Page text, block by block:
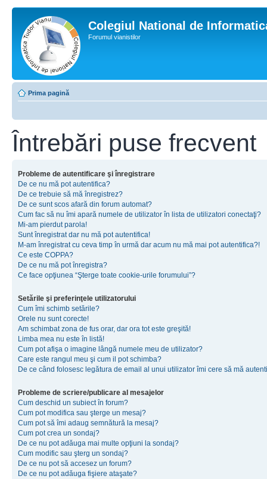
Colegiul National de
Forumul vianistilor
Prima pagină
Întrebări puse frecvent
Probleme de autentificare şi înregistrare
De ce nu mă pot autentifica?
De ce trebuie să mă înregistrez?
De ce sunt scos afară din forum automat?
Cum fac să nu îmi apară numele de utilizator în lista de utilizatori conectaţi?
Mi-am pierdut parola!
Sunt înregistrat dar nu mă pot autentifica!
M-am înregistrat cu ceva timp în urmă dar acum nu mă mai pot autentifica?!
Ce este COPPA?
De ce nu mă pot înregistra?
Ce face opţiunea “Şterge toate cookie-urile forumului”?
Setările şi preferinţele utilizatorului
Cum îmi schimb setările?
Orele nu sunt corecte!
Am schimbat zona de fus orar, dar ora tot este greşită!
Limba mea nu este în listă!
Cum pot afişa o imagine lângă numele meu de utilizator?
Care este rangul meu şi cum il pot schimba?
De ce când folosesc legătura de email al unui utilizator îmi cere să mă
Probleme de scriere/publicare al mesajelor
Cum deschid un subiect în forum?
Cum pot modifica sau şterge un mesaj?
Cum pot să îmi adaug semnătură la mesaj?
Cum pot crea un sondaj?
De ce nu pot adăuga mai multe opţiuni la sondaj?
Cum modific sau şterg un sondaj?
De ce nu pot să accesez un forum?
De ce nu pot adăuga fişiere ataşate?